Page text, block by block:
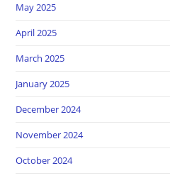
May 2025
April 2025
March 2025
January 2025
December 2024
November 2024
October 2024